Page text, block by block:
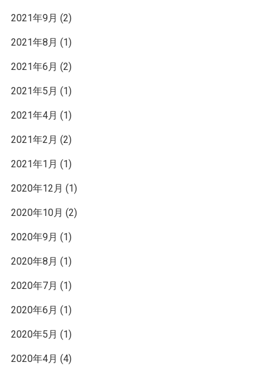
2021年9月 (2)
2021年8月 (1)
2021年6月 (2)
2021年5月 (1)
2021年4月 (1)
2021年2月 (2)
2021年1月 (1)
2020年12月 (1)
2020年10月 (2)
2020年9月 (1)
2020年8月 (1)
2020年7月 (1)
2020年6月 (1)
2020年5月 (1)
2020年4月 (4)